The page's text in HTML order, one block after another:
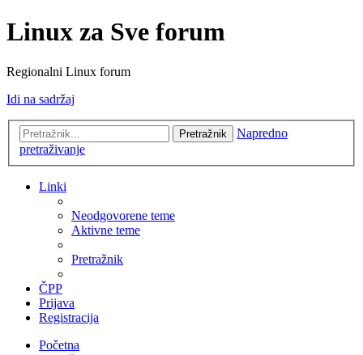
Linux za Sve forum
Regionalni Linux forum
Idi na sadržaj
Pretražnik
Napredno
pretraživanje
Linki
Neodgovorene teme
Aktivne teme
Pretražnik
ČPP
Prijava
Registracija
Početna